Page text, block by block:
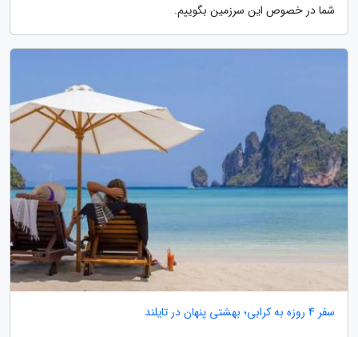
شما در خصوص این سرزمین بگوییم.
سفر 4 روزه به کرابی؛ بهشتی پنهان در تایلند